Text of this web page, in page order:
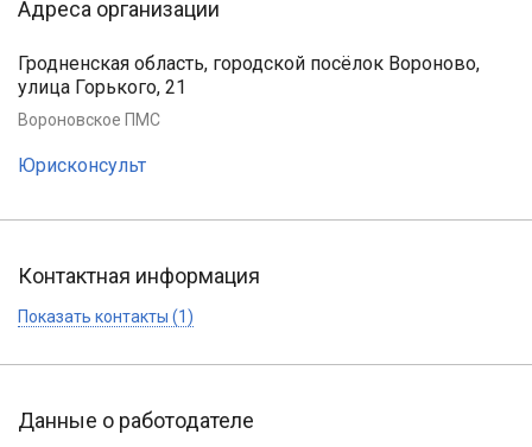
Адреса организации
Гродненская область, городской посёлок Вороново,
улица Горького, 21
Вороновское ПМС
Юрисконсульт
Контактная информация
Показать контакты (1)
Данные о работодателе